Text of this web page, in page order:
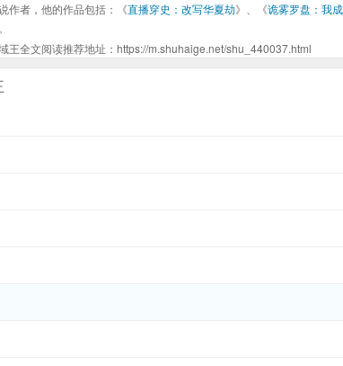
作者，他的作品包括：《直播穿史：改写华夏劫》、《诡雾罗盘：我
王全文阅读推荐地址：https://m.shuhaige.net/shu_440037.html